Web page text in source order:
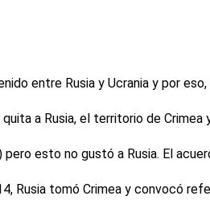
entre Rusia y Ucrania y por
a Rusia, el territorio de Crimea
pero esto no gustó a Rusia. El
Rusia tomó Crimea y convocó